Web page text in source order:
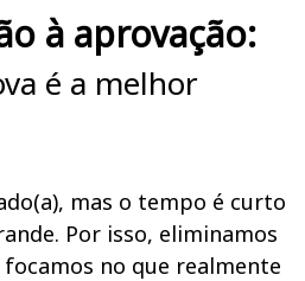
à aprovação:
é a melhor
mas o tempo é curto
Por isso, eliminamos
no que realmente